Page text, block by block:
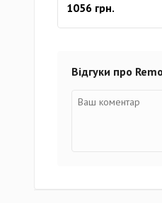
1056 грн.
Відгуки про